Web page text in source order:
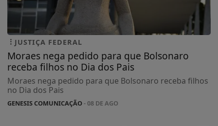
JUSTIÇA FEDERAL
Moraes nega pedido para que Bolsonaro
receba filhos no Dia dos Pais
Moraes nega pedido para que Bolsonaro receba filhos
no Dia dos Pais
GENESIS COMUNICAÇÃO- 08 DE AGO